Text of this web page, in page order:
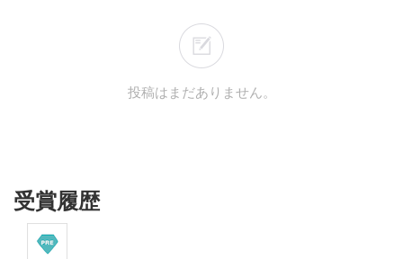
投稿はまだありません。
受賞履歴